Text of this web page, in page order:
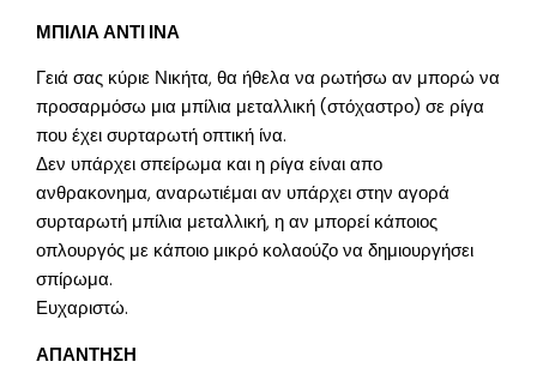
ΜΠΙΛΙΑ ΑΝΤΙ ΙΝΑ
Γειά σας κύριε Νικήτα, θα ήθελα να ρωτήσω αν μπορώ να
προσαρμόσω μια μπίλια μεταλλική (στόχαστρο) σε ρίγα
που έχει συρταρωτή οπτική ίνα.
Δεν υπάρχει σπείρωμα και η ρίγα είναι απο
ανθρακονημα, αναρωτιέμαι αν υπάρχει στην αγορά
συρταρωτή μπίλια μεταλλική, η αν μπορεί κάποιος
οπλουργός με κάποιο μικρό κολαούζο να δημιουργήσει
σπίρωμα.
Ευχαριστώ.
ΑΠΑΝΤΗΣΗ